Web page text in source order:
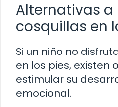
Alternativas a
cosquillas en
Si un niño no
en los pies, existen
estimular su
emocional.